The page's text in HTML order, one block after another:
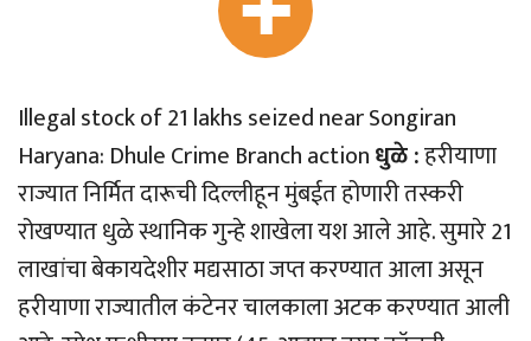
Illegal stock of 21 lakhs seized near Songiran
Haryana: Dhule Crime Branch actionधुळे :हरीयाणा
राज्यात निर्मित दारूची दिल्लीहून मुंबईत होणारी तस्करी
रोखण्यात धुळे स्थानिक गुन्हे शाखेला यश आले आहे. सुमारे 21
लाखांचा बेकायदेशीर मद्यसाठा जप्त करण्यात आला असून
हरीयाणा राज्यातील कंटेनर चालकाला अटक करण्यात आली